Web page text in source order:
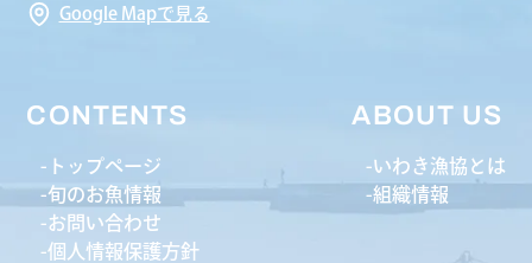
Google Mapで見る
CONTENTS
トップページ
旬のお魚情報
お問い合わせ
個人情報保護方針
ABOUT US
いわき漁協とは
組織情報